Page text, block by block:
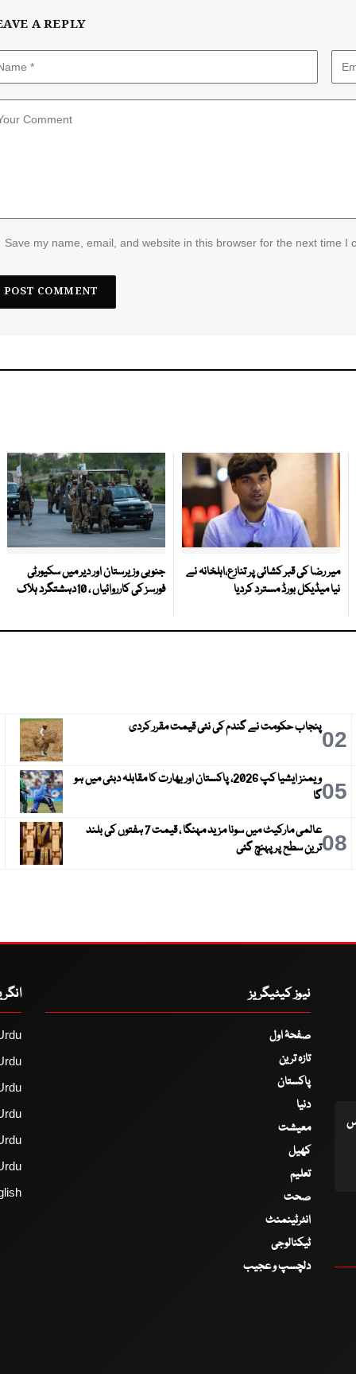
A REPLY
Save my name, email, and website in this browser for the next time I
میر رضا کی قبر کشائی پر تنازع،اہلخانہ نے
نیا میڈیکل بورڈ مسترد کردیا
جنوبی وزیرستان اور دیر میں سکیورٹی
فورسز کی کارروائیاں ، 10دہشتگرد ہلاک
02پنجاب حکومت نے گندم کی نئی قیمت مقرر کردی
05
ویمنز ایشیا کپ 2026، پاکستان اور بھارت کا مقابلہ دبئی میں ہو
گا
08
عالمی مارکیٹ میں سونا مزید مہنگا ، قیمت 7 ہفتوں کی بلند
ترین سطح پر پہنچ گئی
نیوز کیٹیگریز
صفحۂ اول
تازہ ترین
پاکستان
دنیا
معیشت
کھیل
تعلیم
صحت
انٹرٹینمنٹ
ٹیکنالوجی
دلچسپ و عجیب